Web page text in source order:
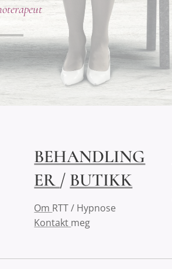
BEHANDLING
ER / BUTIKK
Om RTT / Hypnose
Kontakt meg